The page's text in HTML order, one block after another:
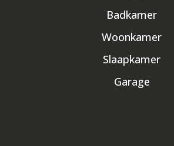
Badkamer
Woonkamer
Slaapkamer
Garage